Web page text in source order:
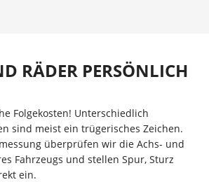
RÄDER PERSÖNLICH
Folgekosten! Unterschiedlich
sind meist ein trügerisches Zeichen.
überprüfen wir die Achs- und
Fahrzeugs und stellen Spur, Sturz
ein.